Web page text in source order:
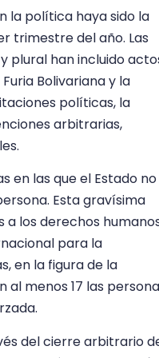
la política haya sido la
trimestre del año. Las
plural han incluido
Bolivariana y la
políticas, la
arbitrarias,
en las que el Estado no
Esta gravísima
a los derechos
para la
en la figura de la
menos 17 las
del cierre arbitrario